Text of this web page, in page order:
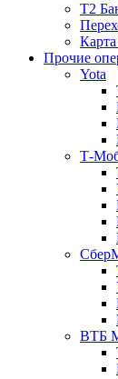
T2
Прочие
Yota
Т-
ВТБ